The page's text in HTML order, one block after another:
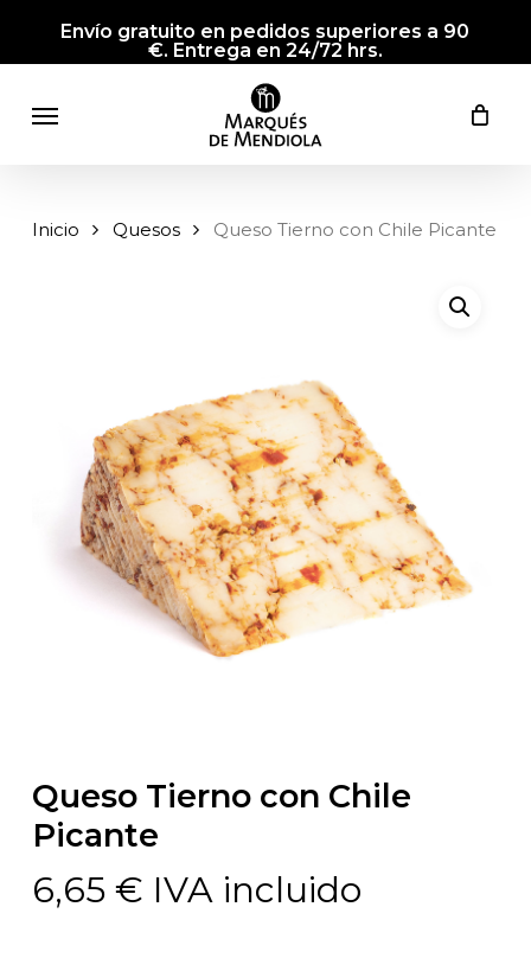
content
Envío gratuito en pedidos superiores a 90
€. Entrega en 24/72 hrs.
Menu
Inicio Quesos Queso Tierno con Chile Picante
Queso Tierno con Chile
Picante
6,65 € IVA incluido